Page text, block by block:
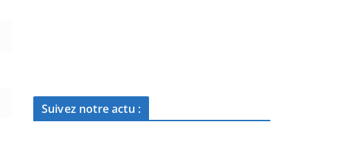
Suivez notre actu :